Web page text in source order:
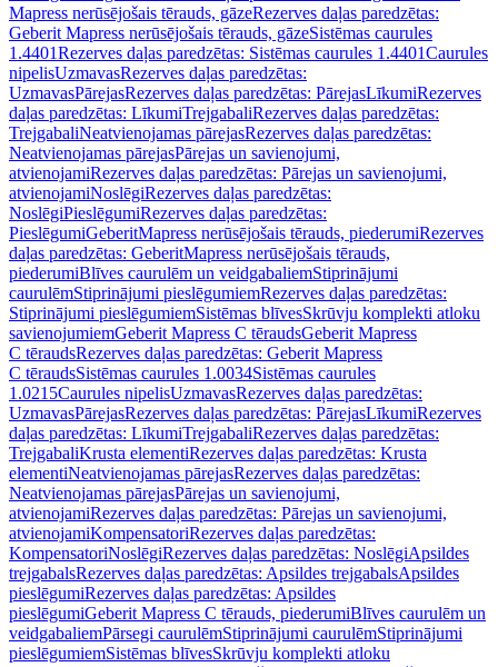
Mapress nerūsējošais tērauds, gāzeRezerves daļas paredzētas:
Geberit Mapress nerūsējošais tērauds, gāzeSistēmas caurules
1.4401Rezerves daļas paredzētas: Sistēmas caurules 1.4401Caurules
nipelisUzmavasRezerves daļas paredzētas:
UzmavasPārejasRezerves daļas paredzētas: PārejasLīkumiRezerves
daļas paredzētas: LīkumiTrejgabaliRezerves daļas paredzētas:
TrejgabaliNeatvienojamas pārejasRezerves daļas paredzētas:
Neatvienojamas pārejasPārejas un savienojumi,
atvienojamiRezerves daļas paredzētas: Pārejas un savienojumi,
atvienojamiNoslēgiRezerves daļas paredzētas:
NoslēgiPieslēgumiRezerves daļas paredzētas:
PieslēgumiGeberitMapress nerūsējošais tērauds, piederumiRezerves
daļas paredzētas: GeberitMapress nerūsējošais tērauds,
piederumiBlīves caurulēm un veidgabaliemStiprinājumi
caurulēmStiprinājumi pieslēgumiemRezerves daļas paredzētas:
Stiprinājumi pieslēgumiemSistēmas blīvesSkrūvju komplekti atloku
savienojumiemGeberit Mapress C tēraudsGeberit Mapress
C tēraudsRezerves daļas paredzētas: Geberit Mapress
C tēraudsSistēmas caurules 1.0034Sistēmas caurules
1.0215Caurules nipelisUzmavasRezerves daļas paredzētas:
UzmavasPārejasRezerves daļas paredzētas: PārejasLīkumiRezerves
daļas paredzētas: LīkumiTrejgabaliRezerves daļas paredzētas:
TrejgabaliKrusta elementiRezerves daļas paredzētas: Krusta
elementiNeatvienojamas pārejasRezerves daļas paredzētas:
Neatvienojamas pārejasPārejas un savienojumi,
atvienojamiRezerves daļas paredzētas: Pārejas un savienojumi,
atvienojamiKompensatoriRezerves daļas paredzētas:
KompensatoriNoslēgiRezerves daļas paredzētas: NoslēgiApsildes
trejgabalsRezerves daļas paredzētas: Apsildes trejgabalsApsildes
pieslēgumiRezerves daļas paredzētas: Apsildes
pieslēgumiGeberit Mapress C tērauds, piederumiBlīves caurulēm un
veidgabaliemPārsegi caurulēmStiprinājumi caurulēmStiprinājumi
pieslēgumiemSistēmas blīvesSkrūvju komplekti atloku